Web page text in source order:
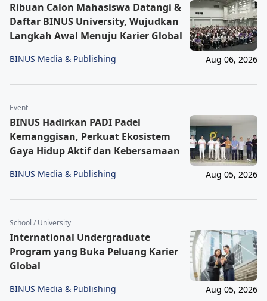
Ribuan Calon Mahasiswa Datangi &
Daftar BINUS University, Wujudkan
Langkah Awal Menuju Karier Global
BINUS Media & Publishing Aug 06, 2026
Event
BINUS Hadirkan PADI Padel
Kemanggisan, Perkuat Ekosistem
Gaya Hidup Aktif dan Kebersamaan
BINUS Media & Publishing Aug 05, 2026
School / University
International Undergraduate
Program yang Buka Peluang Karier
Global
BINUS Media & Publishing Aug 05, 2026